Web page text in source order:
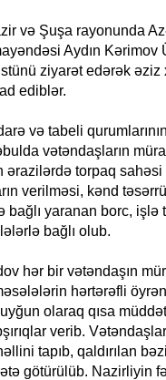
və Şuşa rayonunda
Aydın
ziyarət edərək əziz
ediblər.
və tabeli
vətəndaşların
ərazilərdə torpaq
verilməsi, kənd
bağlı yaranan borc, işlə
bağlı olub.
hər bir vətəndaşın
hərtərəfli
olaraq qısa
verib.
tapıb, qaldırılan
götürülüb. Nazirliyin